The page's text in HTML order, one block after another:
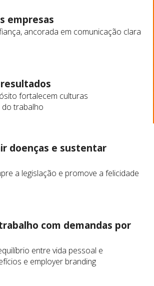
empresas
ancorada em comunicação clara
fortalecem culturas
do trabalho
doenças e sustentar
a legislação e promove a felicidade
com demandas por
entre vida pessoal e
e employer branding